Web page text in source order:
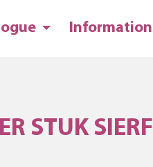
Information
STUK